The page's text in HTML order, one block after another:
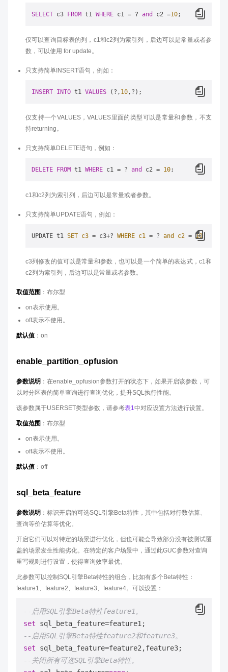
SELECT c3 FROM t1 WHERE c1 = ? and c2 =10
仅可以查询目标表的列，c1和c2列为索引列，后边可以是常量或者参
数，可以使用 for update。
只支持简单INSERT语句，例如：
INSERT INTO t1 VALUES (?, 10
仅支持一个VALUES，VALUES里面的类型可以是常量和参数，不支
持returning。
只支持简单DELETE语句，例如：
DELETE FROM t1 WHERE c1 = ? and c2 = 10
c1和c2列为索引列，后边可以是常量或者参数。
只支持简单UPDATE语句，例如：
UPDATE t1 SET c3 = c3+? WHERE c1 = ? and c2 = 10
c3列修改的值可以是常量和参数，也可以是一个简单的表达式，c1和
c2列为索引列，后边可以是常量或者参数。
取值范围 ：布尔型
on表示使用。
off表示不使用。
默认值 ：on
enable_partition_opfusion
参数说明 ：在enable_opfusion参数打开的状态下，如果开启该参数，可
以对分区表的简单查询进行查询优化，提升SQL执行性能。
该参数属于USERSET类型参数，请参考表1中对应设置方法进行设置。
取值范围 ：布尔型
on表示使用。
off表示不使用。
默认值 ：off
sql_beta_feature
参数说明 ：标识开启的可选SQL引擎Beta特性，其中包括对行数估算、
查询等价估算等优化。
开启它们可以对特定的场景进行优化，但也可能会导致部分没有被测试覆
盖的场景发生性能劣化。在特定的客户场景中，通过此GUC参数对查询
重写规则进行设置，使得查询效率最优。
此参数可以控制SQL引擎Beta特性的组合，比如有多个Beta特性：
feature1、feature2、feature3、feature4。可以设置：
--启用SQL引擎Beta特性feature1。
set sql_beta_feature=
--启用SQL引擎Beta特性feature2和feature3。
set sql_beta_feature=
--关闭所有可选SQL引擎Beta特性。